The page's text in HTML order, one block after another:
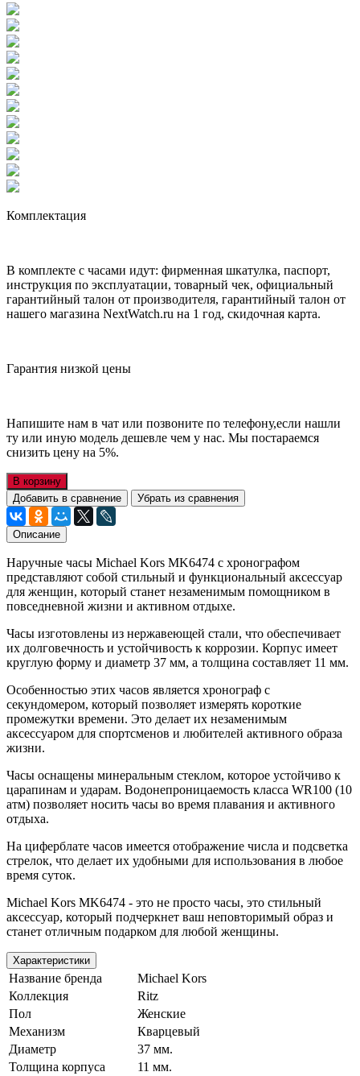
Комплектация
В комплекте с часами идут: фирменная шкатулка, паспорт,
инструкция по эксплуатации, товарный чек, официальный
гарантийный талон от производителя, гарантийный талон от
нашего магазина NextWatch.ru на 1 год, скидочная карта.
Гарантия низкой цены
Напишите нам в чат или позвоните по телефону,если нашли
ту или иную модель дешевле чем у нас. Мы постараемся
снизить цену на 5%.
В корзину
Добавить в сравнение
Убрать из сравнения
Описание
Наручные часы Michael Kors MK6474 с хронографом
представляют собой стильный и функциональный аксессуар
для женщин, который станет незаменимым помощником в
повседневной жизни и активном отдыхе.
Часы изготовлены из нержавеющей стали, что обеспечивает
их долговечность и устойчивость к коррозии. Корпус имеет
круглую форму и диаметр 37 мм, а толщина составляет 11 мм.
Особенностью этих часов является хронограф с
секундомером, который позволяет измерять короткие
промежутки времени. Это делает их незаменимым
аксессуаром для спортсменов и любителей активного образа
жизни.
Часы оснащены минеральным стеклом, которое устойчиво к
царапинам и ударам. Водонепроницаемость класса WR100 (10
атм) позволяет носить часы во время плавания и активного
отдыха.
На циферблате часов имеется отображение числа и подсветка
стрелок, что делает их удобными для использования в любое
время суток.
Michael Kors MK6474 - это не просто часы, это стильный
аксессуар, который подчеркнет ваш неповторимый образ и
станет отличным подарком для любой женщины.
Характеристики
Название бренда
Michael Kors
Коллекция
Ritz
Пол
Женские
Механизм
Кварцевый
Диаметр
37 мм.
Толщина корпуса
11 мм.